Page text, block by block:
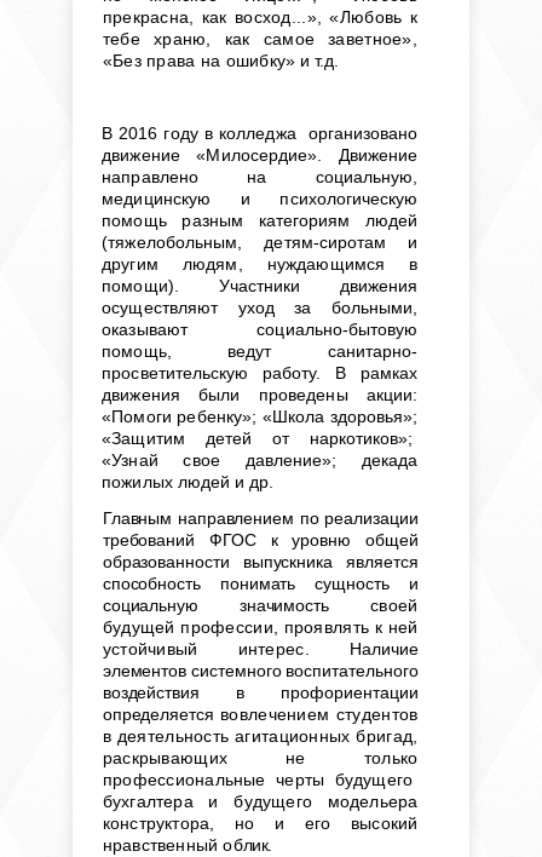
прекрасна, как восход...», «Любовь к
тебе храню, как самое заветное»,
«Без права на ошибку» и т.д.
В 2016 году в колледжаорганизовано
движение «Милосердие». Движение
направлено на социальную,
медицинскую и психологическую
помощь разным категориям людей
(тяжелобольным, детям-сиротам и
другим людям, нуждающимся в
помощи). Участники движения
осуществляют уход за больными,
оказывают социально-бытовую
помощь, ведут санитарно-
просветительскую работу. В рамках
движения были проведены акции:
«Помоги ребенку»; «Школа здоровья»;
«Защитим детей от наркотиков»;
«Узнай свое давление»; декада
пожилых людей и др.
Главным направлением по реализации
требований ФГОС к уровню общей
образованности выпускника является
способность понимать сущность и
социальную значимость своей
будущей профессии, проявлять к ней
устойчивый интерес. Наличие
элементов системного воспитательного
воздействия в профориентации
определяется вовлечением студентов
в деятельность агитационных бригад,
раскрывающих не только
профессиональные черты будущего
бухгалтера и будущего модельера
конструктора, но и его высокий
нравственный облик.